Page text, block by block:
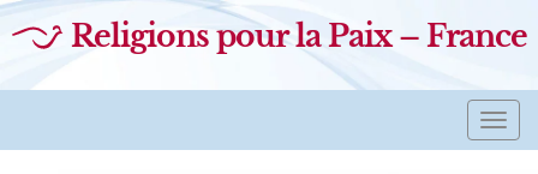
Religions pour la Paix – France